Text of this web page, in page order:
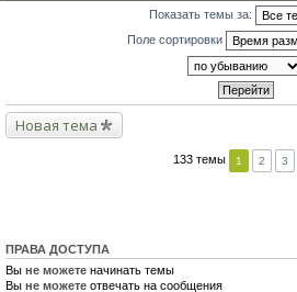
Показать темы за:
Поле сортировки
Новая тема
133 темы 1 2 3
ПРАВА ДОСТУПА
Вы не можете начинать темы
Вы не можете отвечать на сообщения